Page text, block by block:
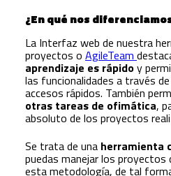
¿En qué nos
La Interfaz web de nuestra
proyectos o AgileTeam
aprendizaje es rápidoy
las funcionalidades a través
accesos rápidos. También
otras tareas de ofimática,
absoluto de los proyectos
Se trata de una herramienta
puedas manejar los proyectos
esta metodología, de tal